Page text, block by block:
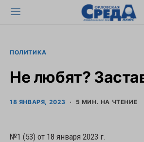
ПОЛИТИКА
Не любят?
18 ЯНВАРЯ, 2023 5 МИН. НА ЧТЕНИЕ
№1 (53) от 18 января 2023 г.